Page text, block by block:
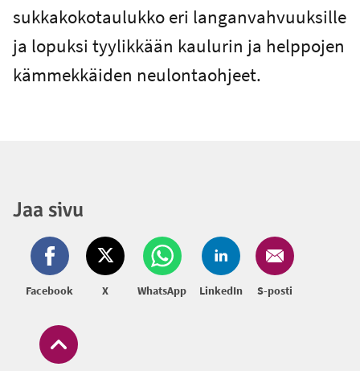
sukkakokotaulukko eri langanvahvuuksille
ja lopuksi tyylikkään kaulurin ja helppojen
kämmekkäiden neulontaohjeet.
Jaa sivu
Facebook X WhatsApp LinkedIn S-posti